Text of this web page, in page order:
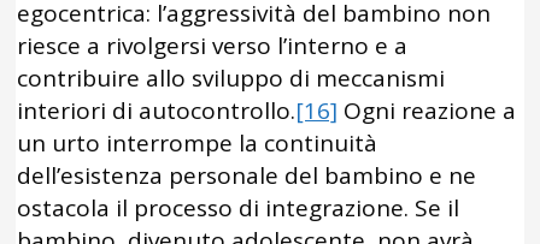
egocentrica: l’aggressività del bambino non
riesce a rivolgersi verso l’interno e a
contribuire allo sviluppo di meccanismi
interiori di autocontrollo.[16] Ogni reazione a
un urto interrompe la continuità
dell’esistenza personale del bambino e ne
ostacola il processo di integrazione. Se il